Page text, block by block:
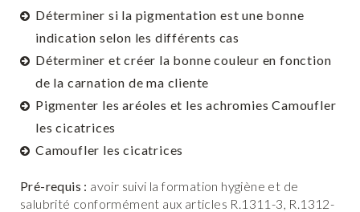
Déterminer si la pigmentation est une bonne
indication selon les différents cas
Déterminer et créer la bonne couleur en fonction
de la carnation de ma cliente
Pigmenter les aréoles et les achromies Camoufler
les cicatrices
Camoufler les cicatrices
Pré-requis : avoir suivi la formation hygiène et de
salubrité conformément aux articles R.1311-3, R.1312-